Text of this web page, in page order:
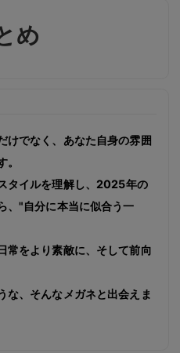
め
けでなく、あなた自身の雰囲
タイルを理解し、2025年の
、"自分に本当に似合う一
常をより素敵に、そして前向
な、そんなメガネと出会えま